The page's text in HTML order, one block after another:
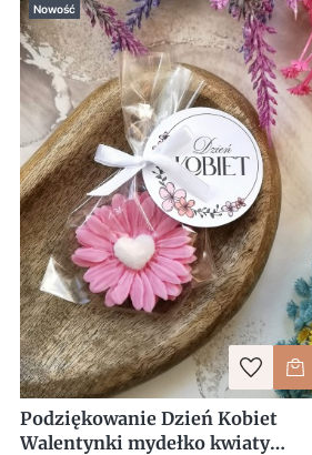
Nowość
Podziękowanie Dzień Kobiet
Walentynki mydełko kwiaty